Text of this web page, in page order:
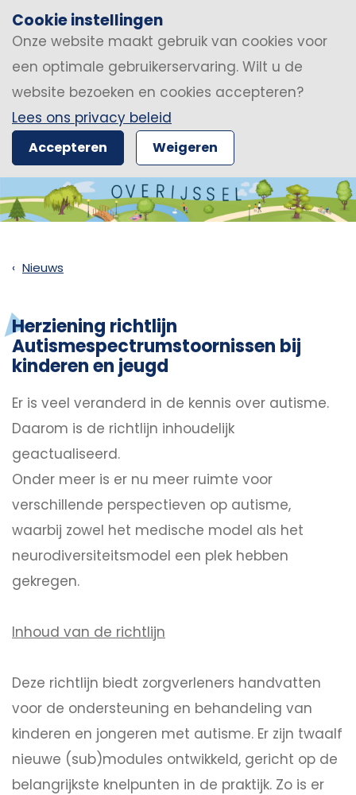
Cookie instellingen
Onze website maakt gebruik van cookies voor
een optimale gebruikerservaring. Wilt u de
website bezoeken en cookies accepteren?
Lees ons privacy beleid
Accepteren Weigeren
Nieuws
Herziening richtlijn
Autismespectrumstoornissen bij
kinderen en jeugd
Er is veel veranderd in de kennis over autisme.
Daarom is de richtlijn inhoudelijk
geactualiseerd.
Onder meer is er nu meer ruimte voor
verschillende perspectieven op autisme,
waarbij zowel het medische model als het
neurodiversiteitsmodel een plek hebben
gekregen.
Inhoud van de richtlijn
Deze richtlijn biedt zorgverleners handvatten
voor de ondersteuning en behandeling van
kinderen en jongeren met autisme. Er zijn twaalf
nieuwe (sub)modules ontwikkeld, gericht op de
belangrijkste knelpunten in de praktijk. Zo is er